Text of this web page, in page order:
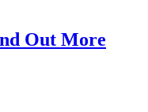
Out More